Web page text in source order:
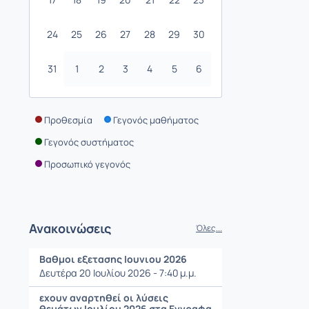
24 25 26 27 28 29 30
31 1 2 3 4 5 6
Προθεσμία
Γεγονός μαθήματος
Γεγονός συστήματος
Προσωπικό γεγονός
Ανακοινώσεις Όλες...
Βαθμοι εξετασης Ιουνιου 2026
Δευτέρα 20 Ιουλίου 2026 - 7:40 μ.μ.
εχουν αναρτηθεί οι λύσεις